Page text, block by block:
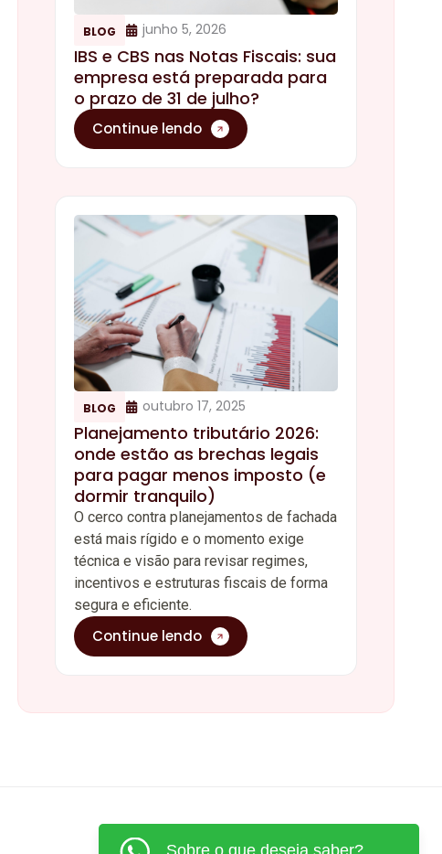
BLOG junho 5, 2026
IBS e CBS nas Notas Fiscais: sua
empresa está preparada para
o prazo de 31 de julho?
Continue lendo
BLOG outubro 17, 2025
Planejamento tributário 2026:
onde estão as brechas legais
para pagar menos imposto (e
dormir tranquilo)
O cerco contra planejamentos de fachada
está mais rígido e o momento exige
técnica e visão para revisar regimes,
incentivos e estruturas fiscais de forma
segura e eficiente.
Continue lendo
Sobre o que deseja saber?